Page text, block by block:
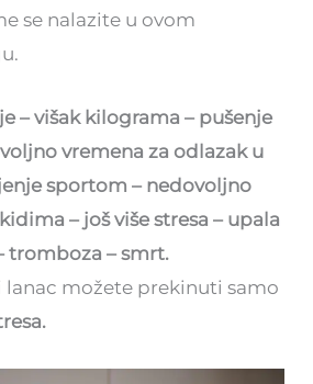
se nalazite u ovom
– višak kilograma – pušenje
vremena za odlazak u
sportom – nedovoljno
– još više stresa – upala
tromboza – smrt.
lanac možete prekinuti samo